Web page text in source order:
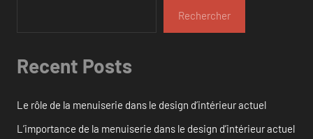
Rechercher
Recent Posts
Le rôle de la menuiserie dans le design d’intérieur actuel
L’importance de la menuiserie dans le design d’intérieur actuel